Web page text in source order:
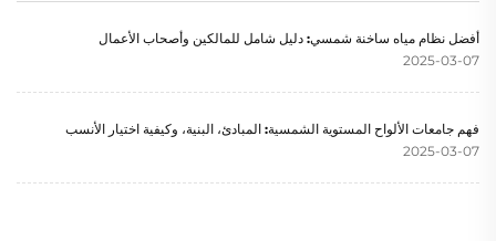
أفضل نظام مياه ساخنة شمسي: دليل شامل للمالكين وأصحاب الأعمال
2025-03-07
فهم جامعات الألواح المستوية الشمسية: المبادئ، البنية، وكيفية اختيار الأنسب
2025-03-07